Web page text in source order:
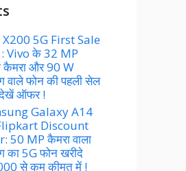
5G First Sale
Vivo के 32 MP
कैमरा और 90 W
वाले फोन की पहली सेल
ऑफर !
Galaxy A14
Discount
50 MP कैमरा वाला
का 5G फोन खरीदे
से कम कीमत में !